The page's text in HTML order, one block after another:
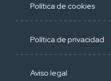
Política de cookies
Política de privacidad
Aviso legal